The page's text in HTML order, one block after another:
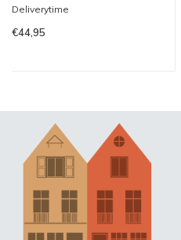
Deliverytime
€44,95